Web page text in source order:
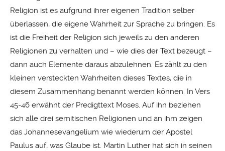
Religion ist es aufgrund ihrer eigenen Tradition selber
überlassen, die eigene Wahrheit zur Sprache zu bringen. Es
ist die Freiheit der Religion sich jeweils zu den anderen
Religionen zu verhalten und – wie dies der Text bezeugt –
dann auch Elemente daraus abzulehnen. Es zählt zu den
kleinen versteckten Wahrheiten dieses Textes, die in
diesem Zusammenhang benannt werden können. In Vers
45-46 erwähnt der Predigttext Moses. Auf ihn beziehen
sich alle drei semitischen Religionen und an ihm zeigen
das Johannesevangelium wie wiederum der Apostel
Paulus auf, was Glaube ist. Martin Luther hat sich in seinen